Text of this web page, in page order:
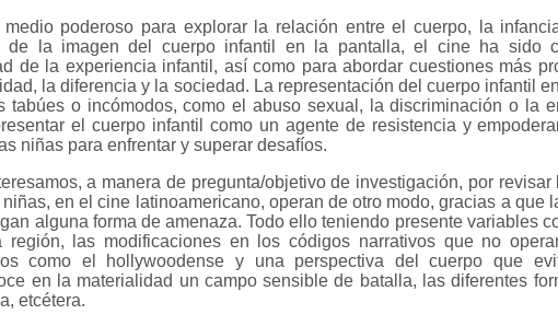
poderoso para explorar la relación entre el cuerpo, la
de la imagen del cuerpo infantil en la pantalla, el cine ha sido
de la experiencia infantil, así como para abordar cuestiones más
la diferencia y la sociedad. La representación del cuerpo infantil
tabúes o incómodos, como el abuso sexual, la discriminación o la
el cuerpo infantil como un agente de resistencia y
niñas para enfrentar y superar desafíos.
a manera de pregunta/objetivo de investigación, por
en el cine latinoamericano, operan de otro modo, gracias a que
alguna forma de amenaza. Todo ello teniendo presente variables
región, las modificaciones en los códigos narrativos que no
como el hollywoodense y una perspectiva del cuerpo que
en la materialidad un campo sensible de batalla, las diferentes
etcétera.